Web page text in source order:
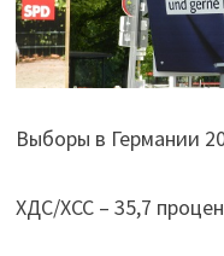
Выборы в Германии
ХДС/ХСС – 35,7